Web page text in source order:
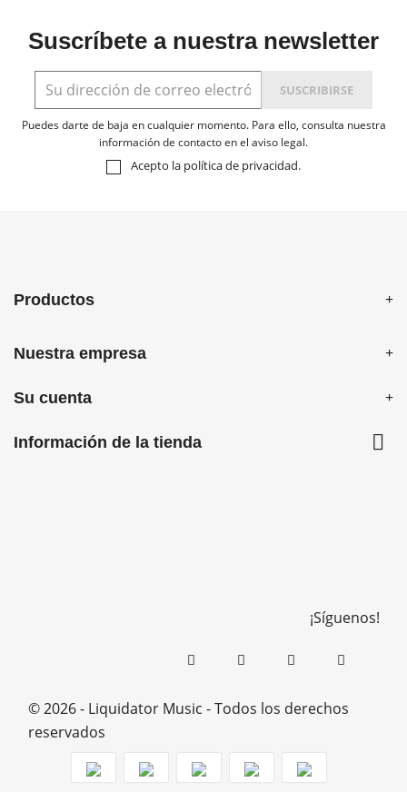
Suscríbete a nuestra newsletter
Puedes darte de baja en cualquier momento. Para ello, consulta nuestra
información de contacto en el aviso legal.
Acepto la política de privacidad.
Productos
Nuestra empresa
Su cuenta
Información de la tienda 
¡Síguenos!
© 2026 - Liquidator Music - Todos los derechos
reservados